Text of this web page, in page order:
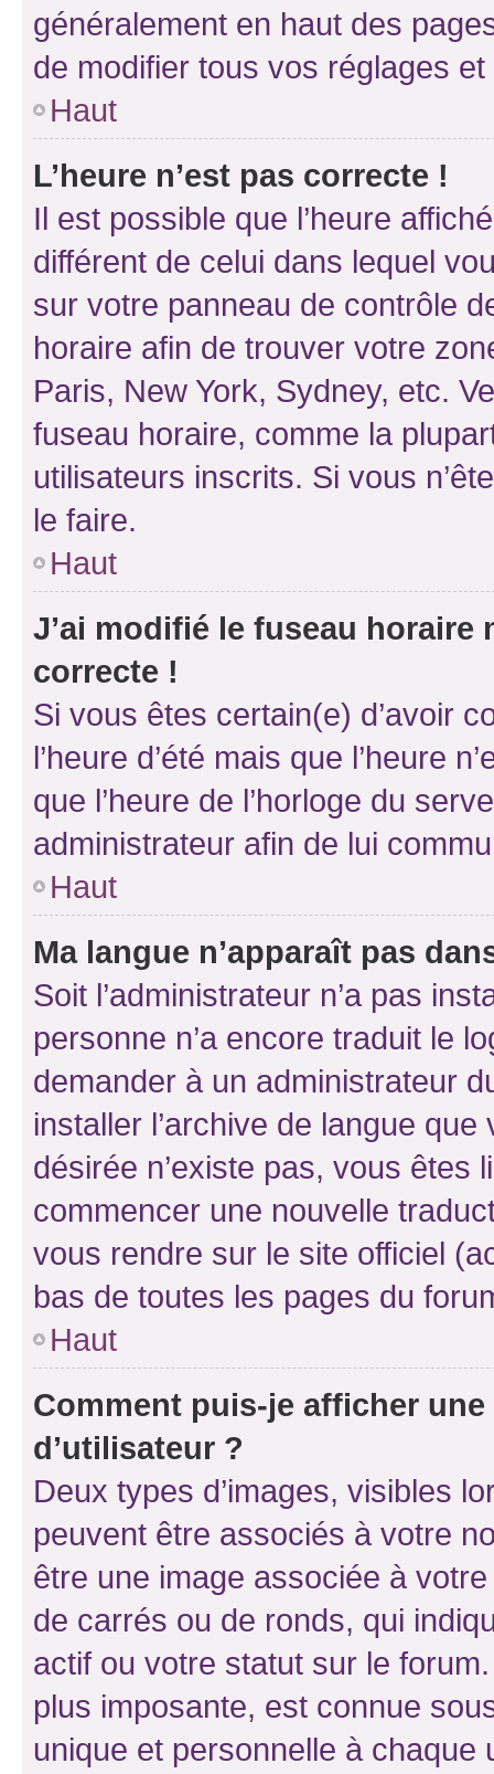
généralement en haut des
de modifier tous vos réglages
Haut
L’heure n’est pas correcte !
Il est possible que l’heure
différent de celui dans lequel
sur votre panneau de contrôle
horaire afin de trouver votre
Paris, New York, Sydney, etc.
fuseau horaire, comme la
utilisateurs inscrits. Si vous
le faire.
Haut
J’ai modifié le fuseau horaire
correcte !
Si vous êtes certain(e) d’avoir
l’heure d’été mais que l’heure
que l’heure de l’horloge du
administrateur afin de lui
Haut
Ma langue n’apparaît pas
Soit l’administrateur n’a pas
personne n’a encore traduit le
demander à un administrateur
installer l’archive de langue
désirée n’existe pas, vous êtes
commencer une nouvelle
vous rendre sur le site officiel
bas de toutes les pages du
Haut
Comment puis-je afficher
d’utilisateur ?
Deux types d’images, visibles
peuvent être associés à votre
être une image associée à
de carrés ou de ronds, qui
actif ou votre statut sur le
plus imposante, est connue
unique et personnelle à chaque